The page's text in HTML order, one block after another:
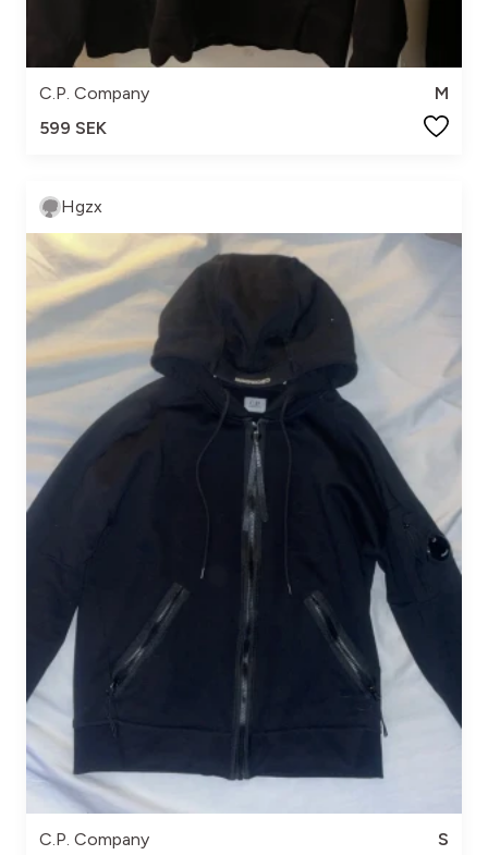
C.P. Company
M
599 SEK
Hgzx
C.P. Company
S